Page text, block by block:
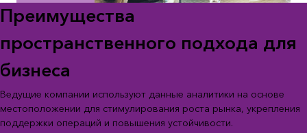
Преимущества
пространственного подхода для
бизнеса
Ведущие компании используют данные аналитики на основе
местоположении для стимулирования роста рынка, укрепления
поддержки операций и повышения устойчивости.